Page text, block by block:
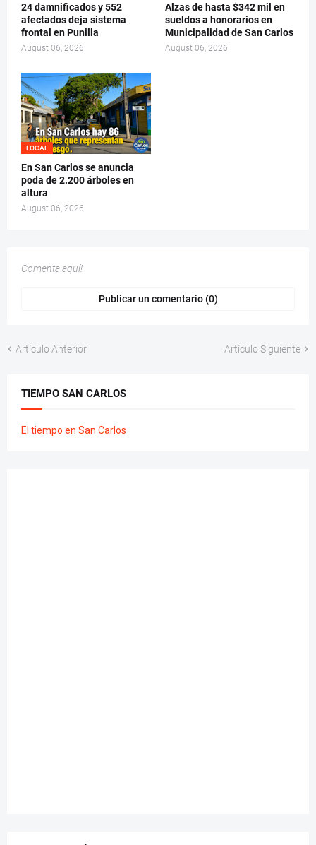
24 damnificados y 552
afectados deja sistema
frontal en Punilla
August 06, 2026
Alzas de hasta $342 mil en
sueldos a honorarios en
Municipalidad de San Carlos
August 06, 2026
LOCAL
En San Carlos se anuncia
poda de 2.200 árboles en
altura
August 06, 2026
Comenta aquí!
Publicar un comentario (0)
Artículo Anterior Artículo Siguiente
TIEMPO SAN CARLOS
El tiempo en San Carlos